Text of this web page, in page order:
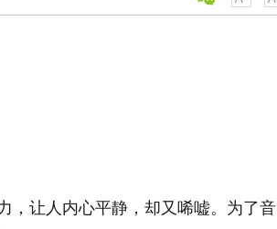
，让人内心平静，却又唏嘘。为了音